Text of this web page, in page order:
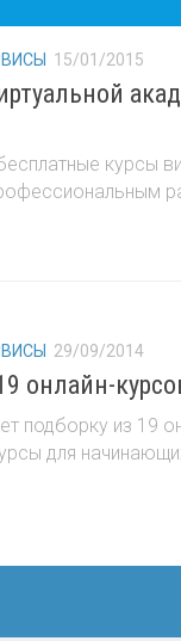
15/01/2015
курсы
29/09/2014
онлайн-
подборку из 19
для